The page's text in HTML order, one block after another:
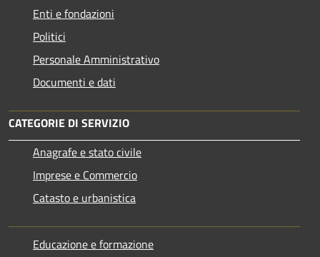
Enti e fondazioni
Politici
Personale Amministrativo
Documenti e dati
CATEGORIE DI SERVIZIO
Anagrafe e stato civile
Imprese e Commercio
Catasto e urbanistica
Educazione e formazione